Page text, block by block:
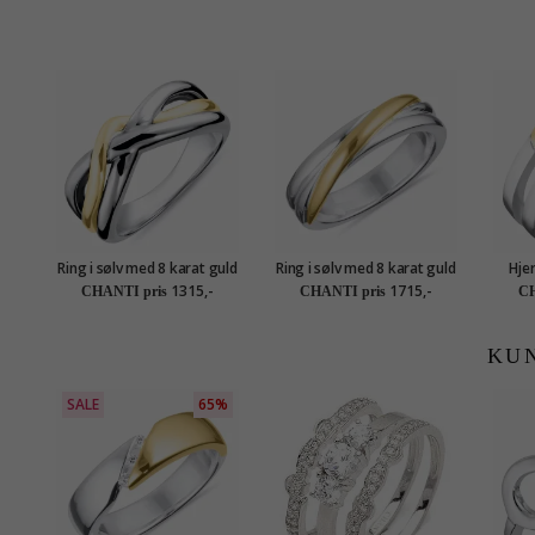
Ring i sølv med 8 karat guld
CHANTI pris 1315,-
Ring i sølv med 8 karat guld
CHANTI pris 1715,-
SALE 65%